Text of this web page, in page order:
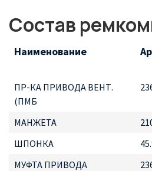
Состав
Наименование
ПР-КА ПРИВОДА ВЕНТ.
(ПМБ
МАНЖЕТА
ШПОНКА
МУФТА ПРИВОДА